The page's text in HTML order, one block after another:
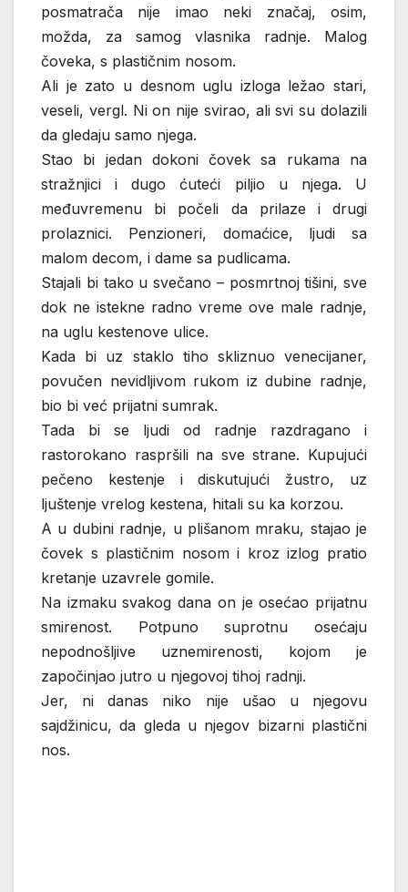
posmatrača nije imao neki značaj, osim,
možda, za samog vlasnika radnje. Malog
čoveka, s plastičnim nosom.
Ali je zato u desnom uglu izloga ležao stari,
veseli, vergl. Ni on nije svirao, ali svi su dolazili
da gledaju samo njega.
Stao bi jedan dokoni čovek sa rukama na
stražnjici i dugo ćuteći piljio u njega. U
međuvremenu bi počeli da prilaze i drugi
prolaznici. Penzioneri, domaćice, ljudi sa
malom decom, i dame sa pudlicama.
Stajali bi tako u svečano – posmrtnoj tišini, sve
dok ne istekne radno vreme ove male radnje,
na uglu kestenove ulice.
Kada bi uz staklo tiho skliznuo venecijaner,
povučen nevidljivom rukom iz dubine radnje,
bio bi već prijatni sumrak.
Tada bi se ljudi od radnje razdragano i
rastorokano raspršili na sve strane. Kupujući
pečeno kestenje i diskutujući žustro, uz
ljuštenje vrelog kestena, hitali su ka korzou.
A u dubini radnje, u plišanom mraku, stajao je
čovek s plastičnim nosom i kroz izlog pratio
kretanje uzavrele gomile.
Na izmaku svakog dana on je osećao prijatnu
smirenost. Potpuno suprotnu osećaju
nepodnošljive uznemirenosti, kojom je
započinjao jutro u njegovoj tihoj radnji.
Jer, ni danas niko nije ušao u njegovu
sajdžinicu, da gleda u njegov bizarni plastični
nos.